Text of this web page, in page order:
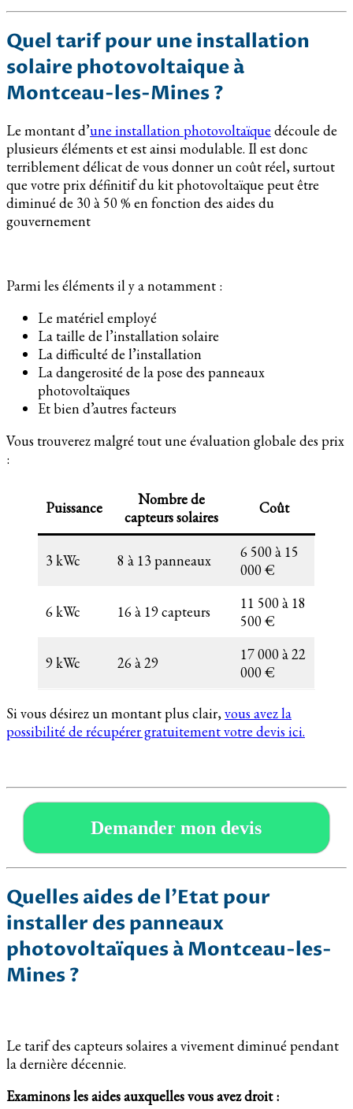
Quel tarif pour une installation
solaire photovoltaique à
Montceau-les-Mines ?
Le montant d’une installation photovoltaïque découle de
plusieurs éléments et est ainsi modulable. Il est donc
terriblement délicat de vous donner un coût réel, surtout
que votre prix définitif du kit photovoltaïque peut être
diminué de 30 à 50 % en fonction des aides du
gouvernement
Parmi les éléments il y a notamment :
Le matériel employé
La taille de l’installation solaire
La difficulté de l’installation
La dangerosité de la pose des panneaux
photovoltaïques
Et bien d’autres facteurs
Vous trouverez malgré tout une évaluation globale des prix
:
Puissance
Nombre de
capteurs solaires
Coût
3 kWc 8 à 13 panneaux
6 500 à 15
000 €
6 kWc 16 à 19 capteurs
11 500 à 18
500 €
9 kWc 26 à 29
17 000 à 22
000 €
Si vous désirez un montant plus clair,vous avez la
possibilité de récupérer gratuitement votre devis ici.
Demander mon devis
Quelles aides de l’Etat pour
installer des panneaux
photovoltaïques à Montceau-les-
Mines ?
Le tarif des capteurs solaires a vivement diminué pendant
la dernière décennie.
Examinons les aides auxquelles vous avez droit :